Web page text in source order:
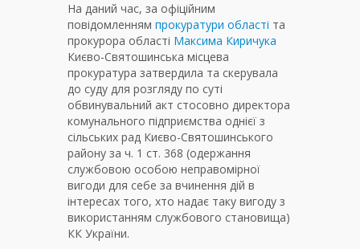
На даний час, за офіційним
повідомленням прокуратури області та
прокурора області Максима Киричука
Києво-Святошинська місцева
прокуратура затвердила та скерувала
до суду для розгляду по суті
обвинувальний акт стосовно директора
комунального підприємства однієї з
сільських рад Києво-Святошинського
району за ч. 1 ст. 368 (одержання
службовою особою неправомірної
вигоди для себе за вчинення дій в
інтересах того, хто надає таку вигоду з
використанням службового становища)
КК України.